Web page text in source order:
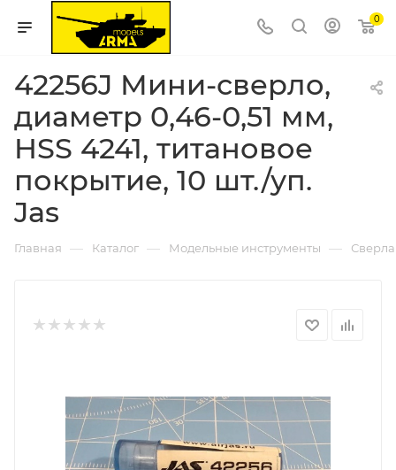
0
42256J Мини-сверло,
диаметр 0,46-0,51 мм,
HSS 4241, титановое
покрытие, 10 шт./уп.
Jas
Главная — Каталог — Модельные инструменты — Сверла